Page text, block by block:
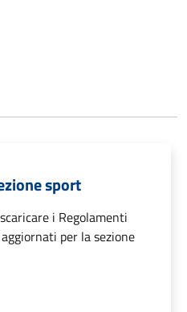
sport
i Regolamenti
per la sezione